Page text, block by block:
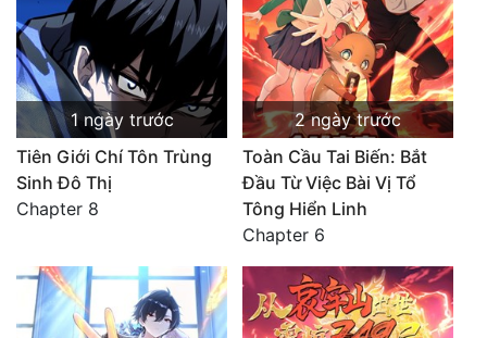
1 ngày trước
Tiên Giới Chí Tôn Trùng
Sinh Đô Thị
Chapter 8
2 ngày trước
Toàn Cầu Tai Biến: Bắt
Đầu Từ Việc Bài Vị Tổ
Tông Hiển Linh
Chapter 6